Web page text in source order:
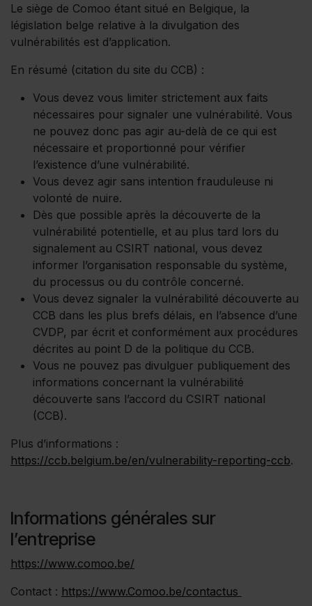
Le siège de Comoo étant situé en Belgique, la
législation belge relative à la divulgation des
vulnérabilités est d’application.
En résumé (citation du site du CCB) :
Vous devez vous limiter strictement aux faits
nécessaires pour signaler une vulnérabilité. Vous
ne pouvez donc pas agir au-delà de ce qui est
nécessaire et proportionné pour vérifier
l’existence d’une vulnérabilité.
Vous devez agir sans intention frauduleuse ni
volonté de nuire.
Dès que possible après la découverte de la
vulnérabilité potentielle, et au plus tard lors du
signalement au CSIRT national, vous devez
informer l’organisation responsable du système,
du processus ou du contrôle concerné.
Vous devez signaler la vulnérabilité découverte au
CCB dans les plus brefs délais, en l’absence d’une
CVDP, par écrit et conformément aux procédures
décrites au point D de la politique du CCB.
Vous ne pouvez pas divulguer publiquement des
informations concernant la vulnérabilité
découverte sans l’accord du CSIRT national
(CCB).
Plus d’informations :
https://ccb.belgium.be/en/vulnerability-reporting-ccb.
Informations générales sur
l’entreprise
https://www.comoo.be/
Contact : https://www.Comoo.be/contactus